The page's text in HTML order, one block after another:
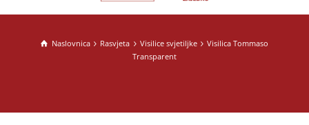
Naslovnica Rasvjeta Visilice svjetiljke
Visilica Tommaso
Transparent